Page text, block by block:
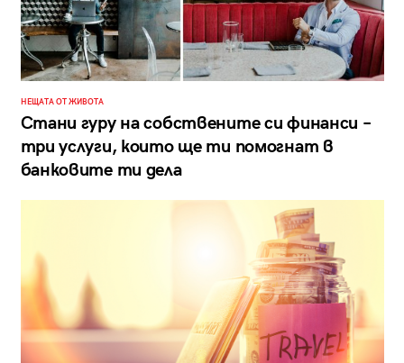
НЕЩАТА ОТ ЖИВОТА
Стани гуру на собствените си финанси –
три услуги, които ще ти помогнат в
банковите ти дела